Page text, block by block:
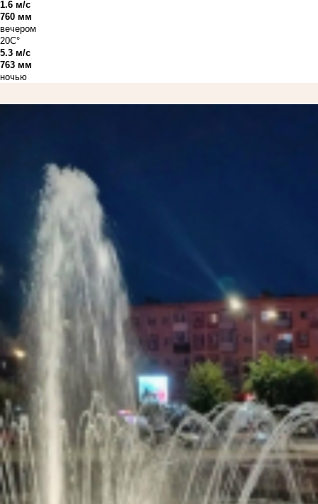
1.6 м/с
760 мм
вечером
20C°
5.3 м/с
763 мм
ночью